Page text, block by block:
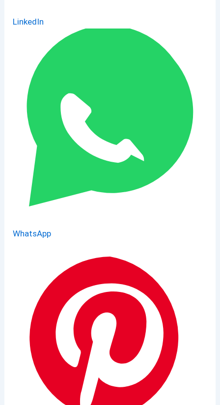
LinkedIn
WhatsApp